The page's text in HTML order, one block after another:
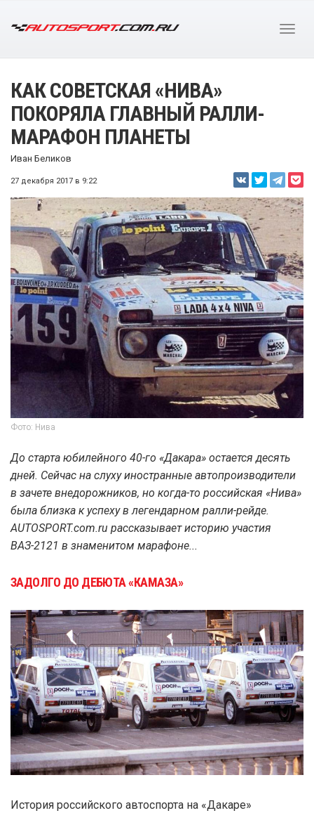
КАК СОВЕТСКАЯ «НИВА»
ПОКОРЯЛА ГЛАВНЫЙ РАЛЛИ-
МАРАФОН ПЛАНЕТЫ
Иван Беликов
27 декабря 2017 в 9:22
Фото: Нива
До старта юбилейного 40-го «Дакара» остается десять
дней. Сейчас на слуху иностранные автопроизводители
в зачете внедорожников, но когда-то российская «Нива»
была близка к успеху в легендарном ралли-рейде.
AUTOSPORT.com.ru рассказывает историю участия
ВАЗ-2121 в знаменитом марафоне...
ЗАДОЛГО ДО ДЕБЮТА «КАМАЗА»
История российского автоспорта на «Дакаре»